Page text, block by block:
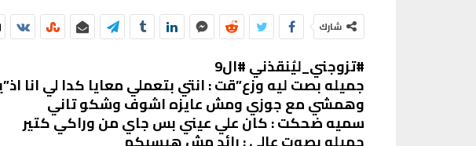
شارك
#تزوجني_ليُنقذني #ال9
جميله بصت ليه وزع”قت : انتي بتعملي معايا كدا لي
وهمشي مع جوزي ومش عايزه اشوف وشكو تاني
سميه ضحكت : كان علي عيني بس جاي من وراكي كتير